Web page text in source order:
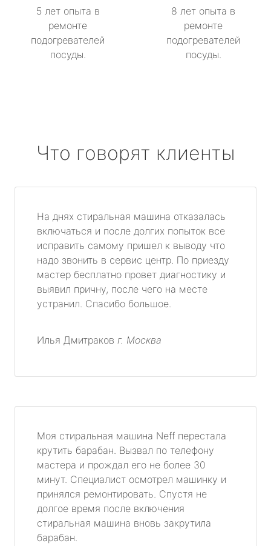
5 лет опыта в
ремонте
подогревателей
посуды.
8 лет опыта в
ремонте
подогревателей
посуды.
Что говорят клиенты
На днях стиральная машина отказалась
включаться и после долгих попыток все
исправить самому пришел к выводу что
надо звонить в сервис центр. По приезду
мастер бесплатно провет диагностику и
выявил причну, после чего на месте
устранил. Спасибо большое.
Илья Дмитраков г. Москва
Моя стиральная машина Neff перестала
крутить барабан. Вызвал по телефону
мастера и прождал его не более 30
минут. Специалист осмотрел машинку и
принялся ремонтировать. Спустя не
долгое время после включения
стиральная машина вновь закрутила
барабан.